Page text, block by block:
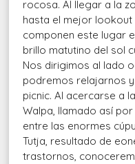
rocosa. Al llegar a la
hasta el mejor lookout
componen este lugar
brillo matutino del sol
Nos dirigimos al lado
podremos relajarnos
picnic. Al acercarse a
Walpa, llamado así
entre las enormes
Tutja, resultado de
trastornos,